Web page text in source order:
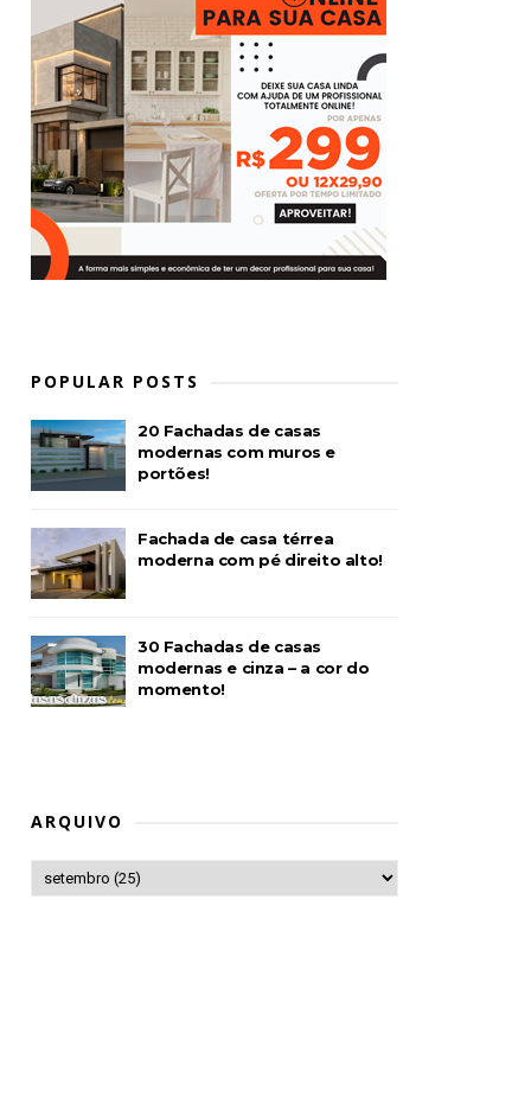
POPULAR POSTS
20 Fachadas de casas
modernas com muros e
portões!
Fachada de casa térrea
moderna com pé direito alto!
30 Fachadas de casas
modernas e cinza – a cor do
momento!
ARQUIVO